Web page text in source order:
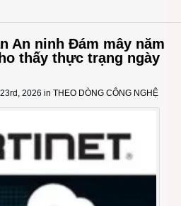
An ninh Đám mây năm
thấy thực trạng ngày
2026 in THEO DÒNG CÔNG NGHỆ